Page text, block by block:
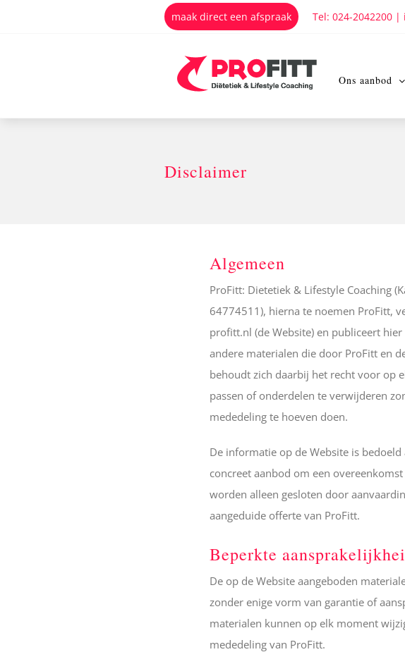
maak direct een afspraak Tel: 024-2042200|
Ons aanbod
Disclaimer
Algemeen
ProFitt: Dietetiek & Lifestyle Coaching
64774511), hierna te noemen ProFitt,
profitt.nl (de Website) en publiceert
andere materialen die door ProFitt en
behoudt zich daarbij het recht voor op
passen of onderdelen te verwijderen
mededeling te hoeven doen.
De informatie op de Website is
concreet aanbod om een
worden alleen gesloten door
aangeduide offerte van ProFitt.
Beperkte
De op de Website aangeboden
zonder enige vorm van garantie of
materialen kunnen op elk moment
mededeling van ProFitt.